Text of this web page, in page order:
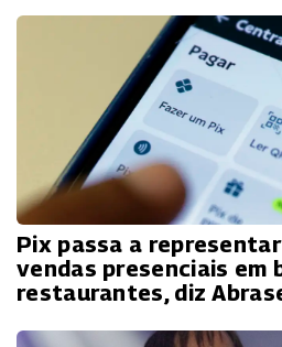
Pix passa a
vendas presenciais em
restaurantes, diz